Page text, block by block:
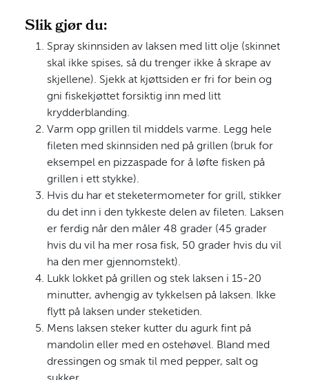
Slik gjør du:
Spray skinnsiden av laksen med litt olje (skinnet
skal ikke spises, så du trenger ikke å skrape av
skjellene). Sjekk at kjøttsiden er fri for bein og
gni fiskekjøttet forsiktig inn med litt
krydderblanding.
Varm opp grillen til middels varme. Legg hele
fileten med skinnsiden ned på grillen (bruk for
eksempel en pizzaspade for å løfte fisken på
grillen i ett stykke).
Hvis du har et steketermometer for grill, stikker
du det inn i den tykkeste delen av fileten. Laksen
er ferdig når den måler 48 grader (45 grader
hvis du vil ha mer rosa fisk, 50 grader hvis du vil
ha den mer gjennomstekt).
Lukk lokket på grillen og stek laksen i 15-20
minutter, avhengig av tykkelsen på laksen. Ikke
flytt på laksen under steketiden.
Mens laksen steker kutter du agurk fint på
mandolin eller med en ostehøvel. Bland med
dressingen og smak til med pepper, salt og